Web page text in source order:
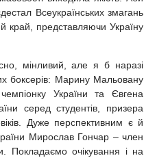
Всеукраїнських змагань
край, представляючи Україну
мінливий, але я б наразі
боксерів: Марину Мальовану
України та Євгена
серед студентів, призера
Дуже перспективним є й
Мирослав Гончар – член
Покладаємо очікування і на